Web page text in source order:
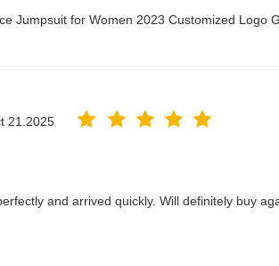
Jumpsuit for Women 2023 Customized Logo
21.2025
and arrived quickly. Will definitely buy